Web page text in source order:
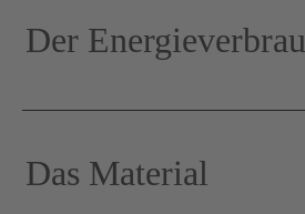
Der
Das Material